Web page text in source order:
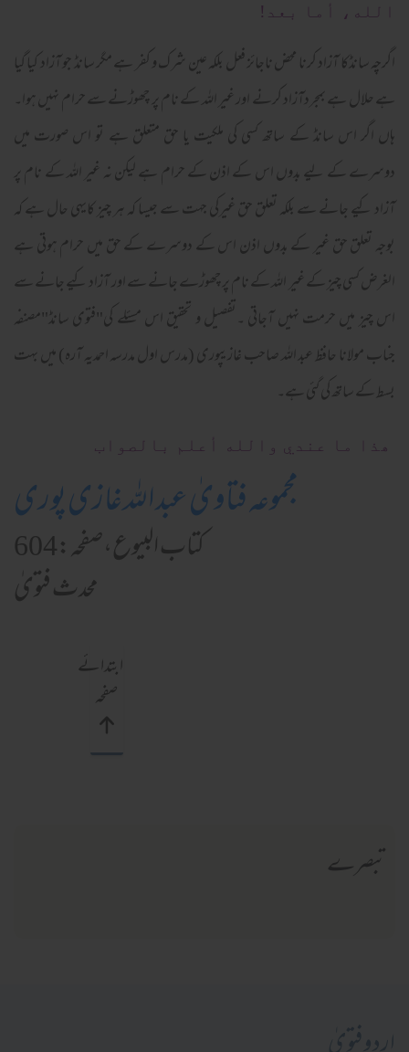
الله، أما بعد!
اگرچہ سانڈکا آزاد کرنا محض ناجائز فعل بلکہ عین شرک و کفر ہے مگر سانڈ جو آزاد کیا گیا
ہے حلال ہے بمجردآزاد کرنے اور غیر اللہ کے نام پر چھوڑنے سے حرام نہیں ہوا۔
ہاں اگر اس سانڈ کے ساتھ کسی کی ملکیت یا حق متعلق ہے تو اس صورت میں
دوسرے کے لیے بدوں اس کے اذن کے حرام ہے لیکن نہ غیر اللہ کے نام پر
آزاد کیے جانے سے بلکہ تعلق حق غیرکی جہت سے جیسا کہ ہر چیز کایہی حال ہے کہ
بوجہ تعلق حق غیر کے بدوں اذن اس کے دوسرے کے حق میں حرام ہوتی ہے
الغرض کسی چیز کے غیر اللہ کے نام پر چھوڑے جانے سے اور آزاد کیے جانے سے
اس چیز میں حرمت نہیں آجاتی ۔تفصیل و تحقیق اس مسئلے کی"فتوی سانڈ"مصنفہ
جناب مولانا حافظ عبد اللہ صاحب غازیپوری (مدرس اول مدرسہ احمدیہ آرہ) میں بہت
بسط کے ساتھ کی گئی ہے۔
ھذا ما عندي والله أعلم بالصواب
مجموعہ فتاویٰ عبداللہ غازی پوری
کتاب البیوع،صفحہ:604
محدث فتویٰ
ابتدائے
صفحہ
تبصرے